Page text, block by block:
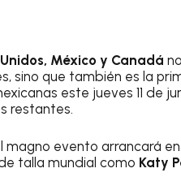
México y Canadá
sino que también es la
este jueves 11 de
restantes.
magno evento arrancará
talla mundial como Katy